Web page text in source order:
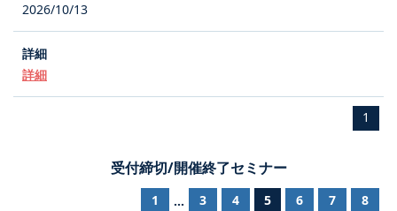
2026/10/13
詳細
1
受付締切/開催終了セミナー
1 ... 3 4 5 6 7 8